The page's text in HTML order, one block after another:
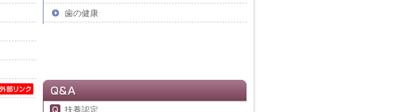
歯の健康
扶養認定